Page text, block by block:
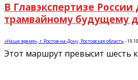
В Главэкспертизе
трамвайному будущему
«Наше время», г. Ростов-на-Дону, Ростовская область-
Этот маршрут превысит шесть